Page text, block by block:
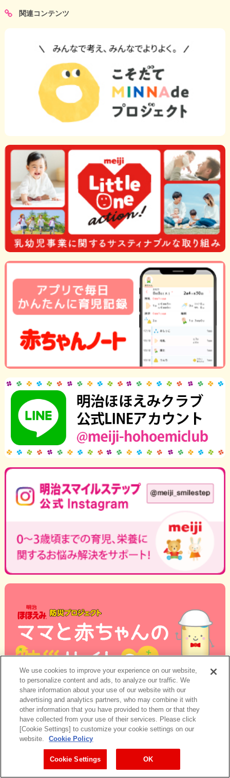
関連コンテンツ
We use cookies to improve your experience on our website,
to personalize content and ads, to analyze our traffic. We
share information about your use of our website with our
advertising and analytics partners, who may combine it with
other information that you have provided to them or that they
have collected from your use of their services. Please click
[Cookie Settings] to customize your cookie settings on our
website.
Cookie Policy
Cookie Settings OK